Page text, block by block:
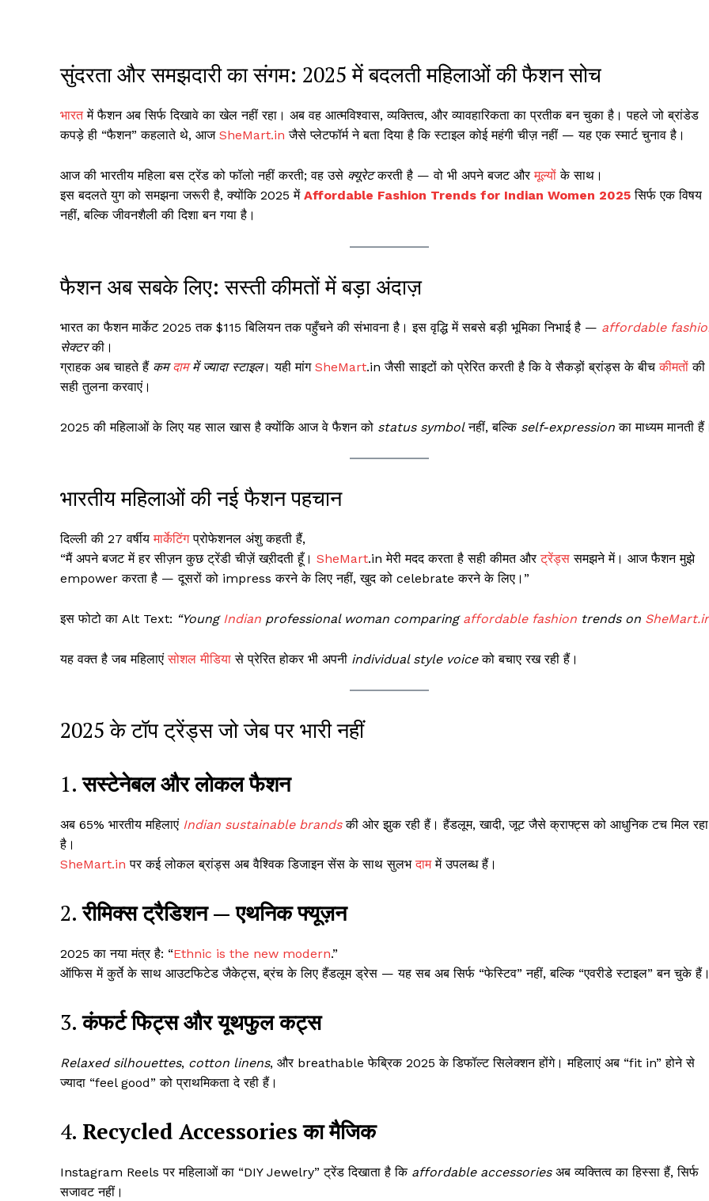
सुंदरता और समझदारी का संगम: 2025 में बदलती महिलाओं की फैशन सोच
भारतमें फैशन अब सिर्फ दिखावे का खेल नहीं रहा। अब वह आत्मविश्वास, व्यक्तित्व, और व्यावहारिकता का प्रतीक बन चुका है। पहले जो ब्रांडेड
कपड़े ही “फैशन” कहलाते थे, आज SheMart.in जैसे प्लेटफॉर्म ने बता दिया है कि स्टाइल कोई महंगी चीज़ नहीं — यह एक स्मार्ट चुनाव है।
आज की भारतीय महिला बस ट्रेंड को फॉलो नहीं करती; वह उसे क्यूरेटकरती है — वो भी अपने बजट औरमूल्य ों के साथ।
इस बदलते युग को समझना जरूरी है, क्योंकि 2025 में Affordable Fashion Trends for Indian Women 2025 सिर्फ एक विषय
नहीं, बल्कि जीवनशैली की दिशा बन गया है।
फैशन अब सबके लिए: सस्ती कीमतों में बड़ा अंदाज़
भारत का फैशन मार्केट 2025 तक $115 बिलियन तक पहुँचने की संभावना है। इस वृद्धि में सबसे बड़ी भूमिका निभाई है — affordable
सेक्टरकी।
ग्राहक अब चाहते हैं कमदाममें ज्यादा स्टाइल। यही मांग SheMart.in जैसी साइटों को प्रेरित करती है कि वे सैकड़ों ब्रांड्स के बीचकीमत ों की
सही तुलना करवाएं।
2025 की महिलाओं के लिए यह साल खास है क्योंकि आज वे फैशन को status symbolनहीं, बल्कि self-expression का माध्यम मानती
भारतीय महिलाओं की नई फैशन पहचान
दिल्ली की 27 वर्षीयमार्केटिंगप्रोफेशनल अंशु कहती हैं,
“मैं अपने बजट में हर सीज़न कुछ ट्रेंडी चीज़ें खऱीदती हूँ। SheMart.in मेरी मदद करता है सही कीमत औरट्रेंड्स समझने में। आज फैशन मुझे
empower करता है — दूसरों को impress करने के लिए नहीं, खुद को celebrate करने के लिए।”
इस फोटो का Alt Text: “Young Indian professional woman comparing affordable fashion trends on
यह वक्त है जब महिलाएंसोशल मीडिया से प्रेरित होकर भी अपनी individual style voiceको बचाए रख रही हैं।
2025 के टॉप ट्रेंड्स जो जेब पर भारी नहीं
1.सस्टेनेबल और लोकल फैशन
अब 65% भारतीय महिलाएं Indian sustainable brandsकी ओर झुक रही हैं। हैंडलूम, खादी, जूट जैसे क्राफ्ट्स को आधुनिक टच मिल रहा
है।
SheMart.in पर कई लोकल ब्रांड्स अब वैश्विक डिजाइन सेंस के साथ सुलभदाममें उपलब्ध हैं।
2.रीमिक्स ट्रैडिशन — एथनिक फ्यूज़न
2025 का नया मंत्र है: “Ethnic is the new modern.”
ऑफिस में कुर्ते के साथ आउटफिटेड जैकेट्स, ब्रंच के लिए हैंडलूम ड्रेस — यह सब अब सिर्फ “फेस्टिव” नहीं, बल्कि “एवरीडे स्टाइल” बन चुके
3.कंफर्ट फिट्स और यूथफुल कट्स
Relaxed silhouettes, cotton linens, और breathable फेब्रिक 2025 के डिफॉल्ट सिलेक्शन होंगे। महिलाएं अब “fit in” होने से
ज्यादा “feel good” को प्राथमिकता दे रही हैं।
4. Recycled Accessories का मैजिक
Instagram Reels पर महिलाओं का “DIY Jewelry” ट्रेंड दिखाता है कि affordable accessoriesअब व्यक्तित्व का हिस्सा हैं, सिर्फ
सजावट नहीं।